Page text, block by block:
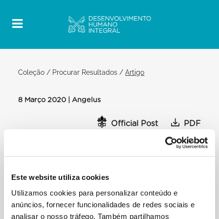
Este website utiliza cookies
Utilizamos cookies para personalizar conteúdo e
anúncios, fornecer funcionalidades de redes sociais e
analisar o nosso tráfego. Também partilhamos
Coleção / Procurar Resultados /Artigo
8 Março 2020 | Angelus
Official Post PDF
PALÁCIO APOSTÓLICO)
grupos que estão comprometidos na solidariedade
com o povo sírio e especialmente com os